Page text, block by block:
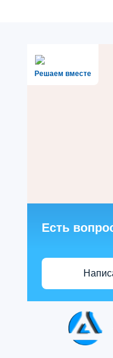
Решаем вместе
Есть